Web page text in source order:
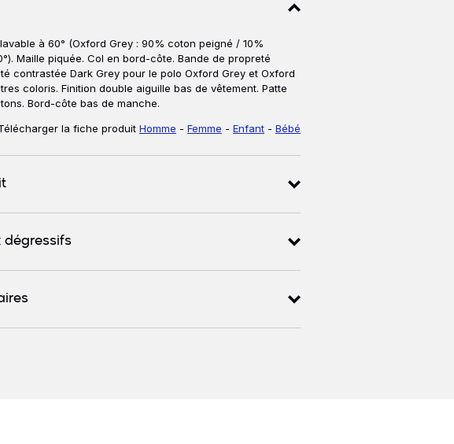
à 60° (Oxford Grey : 90% coton peigné / 10%
Maille piquée. Col en bord-côte. Bande de propreté
contrastée Dark Grey pour le polo Oxford Grey et Oxford
coloris. Finition double aiguille bas de vêtement. Patte
Bord-côte bas de manche.
la fiche produit Homme - Femme - Enfant- Bébé
dégressifs